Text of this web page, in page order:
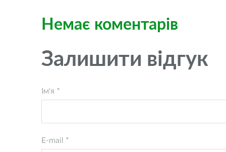
Немає коментарів
Залишити відгук
Ім'я *
E-mail *